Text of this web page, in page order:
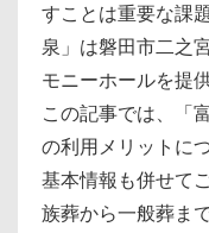
すことは重要な課
泉」は磐田市二之
モニーホールを提
この記事では、「
の利用メリットに
基本情報も併せて
族葬から一般葬ま